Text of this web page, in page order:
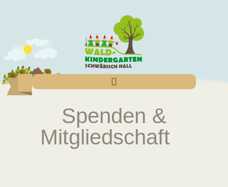
Spenden &
Mitgliedschaft